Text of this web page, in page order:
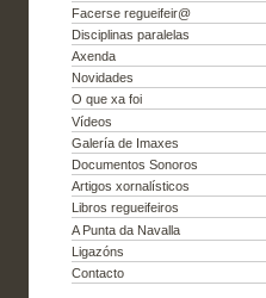
Facerse regueifeir@
Disciplinas paralelas
Axenda
Novidades
O que xa foi
Vídeos
Galería de Imaxes
Documentos Sonoros
Artigos xornalísticos
Libros regueifeiros
A Punta da Navalla
Ligazóns
Contacto